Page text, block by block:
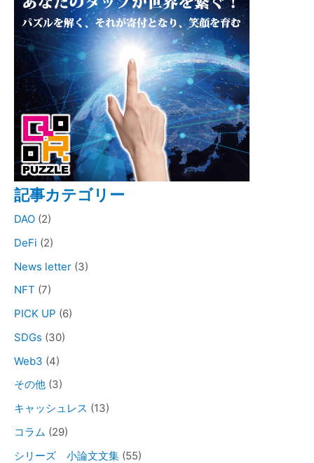
記事カテゴリー
DAO (2)
DeFi (2)
News letter (3)
NFT (7)
PICK UP (6)
SDGs (30)
Web3 (4)
その他 (3)
キャッシュレス (13)
コラム (29)
シリーズ 小論文文集 (55)